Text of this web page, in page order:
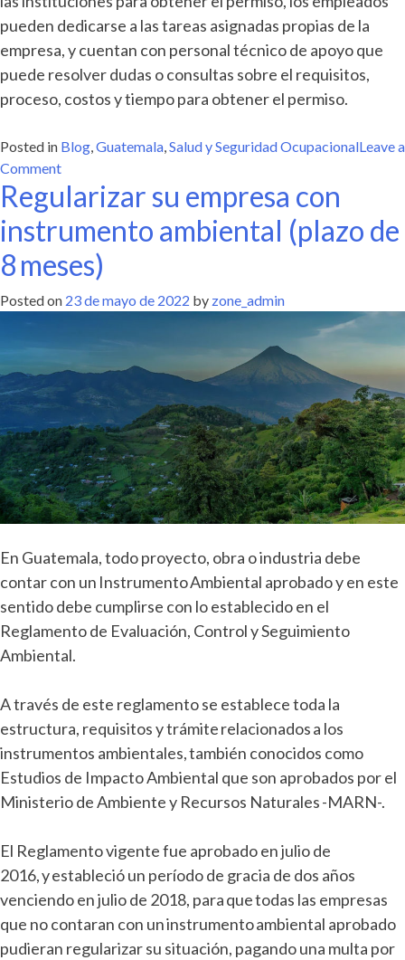
pueden dedicarse a las tareas asignadas propias de la
empresa, y cuentan con personal técnico de apoyo que
puede resolver dudas o consultas sobre el requisitos,
proceso, costos y tiempo para obtener el permiso.
Posted in Blog,Guatemala,Salud y Seguridad OcupacionalLeave a
Commenton
Situación
actual
trámites
en
la
operar
un
negocio
en Guatemala.
Regularizar su empresa con
instrumento ambiental (plazo de
8 meses)
Posted on 23 de mayo de 2022 by zone_admin
En Guatemala, todo proyecto, obra o industria debe
contar con un Instrumento Ambiental aprobado y en este
sentido debe cumplirse con lo establecido en el
Reglamento de Evaluación, Control y Seguimiento
Ambiental.
A través de este reglamento se establece toda la
estructura, requisitos y trámite relacionados a los
instrumentos ambientales, también conocidos como
Estudios de Impacto Ambiental que son aprobados por el
Ministerio de Ambiente y Recursos Naturales -MARN-.
El Reglamento vigente fue aprobado en julio de
2016, y estableció un período de gracia de dos años
venciendo en julio de 2018, para que todas las empresas
que no contaran con un instrumento ambiental aprobado
pudieran regularizar su situación, pagando una multa por